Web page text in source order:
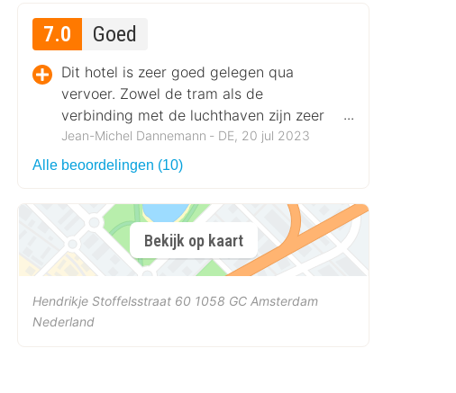
7.0 Goed
Dit hotel is zeer goed gelegen qua
vervoer. Zowel de tram als de
verbinding met de luchthaven zijn zeer
goed.
Jean-Michel Dannemann ‐ DE, 20 jul 2023
Alle beoordelingen (10)
Bekijk op kaart
Hendrikje Stoffelsstraat 60 1058 GC Amsterdam
Nederland